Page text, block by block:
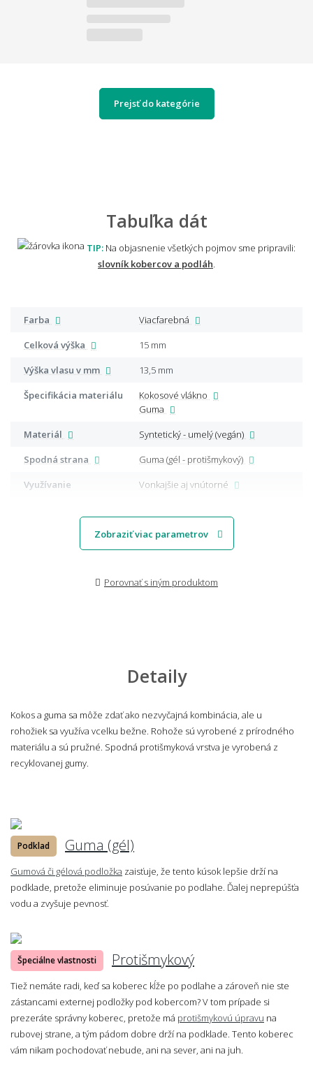
Prejsť do kategórie
Tabuľka dát
TIP: Na objasnenie všetkých pojmov sme pripravili:
slovník kobercov a podláh
Farba
Viacfarebná
Celková výška
15 mm
Výška vlasu v mm
13,5 mm
Špecifikácia materiálu
Kokosové vlákno
Guma
Materiál
Syntetický - umelý (vegán)
Spodná strana
Guma (gél - protišmykový)
Využívanie
Vonkajšie aj vnútorné
Zobraziť viac parametrov
Porovnať s iným produktom
Detaily
Kokos a guma sa môže zdať ako nezvyčajná kombinácia, ale u
rohožiek sa využíva vcelku bežne. Rohože sú vyrobené z prírodného
materiálu a sú pružné. Spodná protišmyková vrstva je vyrobená z
recyklovanej gumy.
Podklad Guma (gél)
Gumová či gélová podložka zaisťuje, že tento kúsok lepšie drží na
podklade, pretože eliminuje posúvanie po podlahe. Ďalej neprepúšťa
vodu a zvyšuje pevnosť.
Špeciálne vlastnosti Protišmykový
Tiež nemáte radi, keď sa koberec kĺže po podlahe a zároveň nie ste
zástancami externej podložky pod kobercom? V tom prípade si
prezeráte správny koberec, pretože má protišmykovú úpravu na
rubovej strane, a tým pádom dobre drží na podklade. Tento koberec
vám nikam pochodovať nebude, ani na sever, ani na juh.